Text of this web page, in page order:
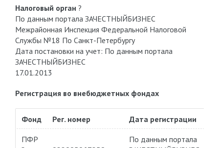
Налоговый орган ?
По данным портала ЗАЧЕСТНЫЙБИЗНЕС
Межрайонная Инспекция Федеральной Налоговой
Службы №18 По Санкт-Петербургу
Дата постановки на учет: По данным портала
ЗАЧЕСТНЫЙБИЗНЕС
17.01.2013
Регистрация во внебюджетных фондах
Фонд Рег. номер Дата регистрации
ПФР
По данным портала